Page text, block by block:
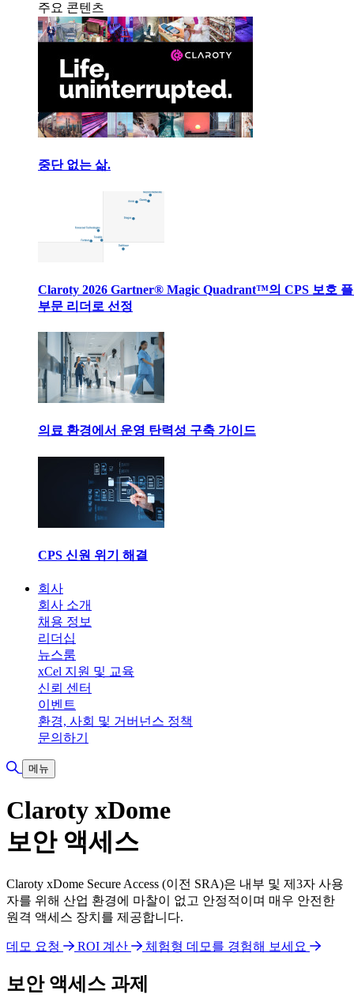
주요 콘텐츠
중단 없는 삶.
Claroty 2026 Gartner® Magic Quadrant™의 CPS 보호
부문 리더로 선정
의료 환경에서 운영 탄력성 구축 가이드
CPS 신원 위기 해결
회사
회사 소개
채용 정보
리더십
뉴스룸
xCel 지원 및 교육
신뢰 센터
이벤트
환경, 사회 및 거버넌스 정책
문의하기
검색 토글
메뉴
Claroty xDome
보안 액세스
Claroty xDome Secure Access (이전 SRA)은 내부 및 제3자 사용
자를 위해 산업 환경에 마찰이 없고 안정적이며 매우 안전한
원격 액세스 장치를 제공합니다.
데모 요청 ROI 계산 체험형 데모를 경험해 보세요
보안 액세스 과제